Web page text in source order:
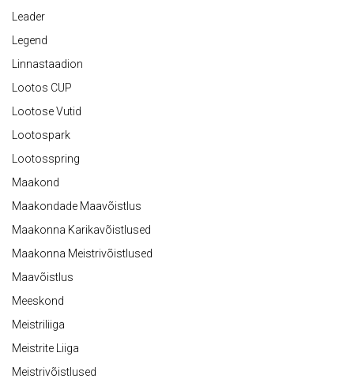
Leader
Legend
Linnastaadion
Lootos CUP
Lootose Vutid
Lootospark
Lootosspring
Maakond
Maakondade Maavõistlus
Maakonna Karikavõistlused
Maakonna Meistrivõistlused
Maavõistlus
Meeskond
Meistriliiga
Meistrite Liiga
Meistrivõistlused